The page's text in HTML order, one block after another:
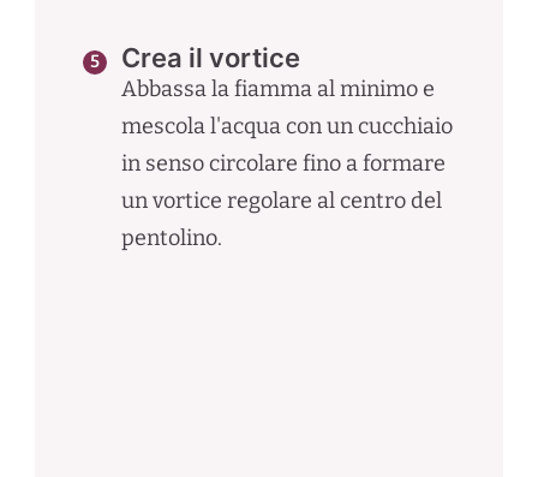
Crea il vortice
Abbassa la fiamma al minimo e
mescola l'acqua con un cucchiaio
in senso circolare fino a formare
un vortice regolare al centro del
pentolino.